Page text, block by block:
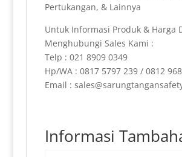
Pertukangan, & Lainnya
Untuk Informasi Produk & Harga
Menghubungi Sales Kami :
Telp : 021 8909 0349
Hp/WA : 0817 5797 239 / 0812
Email :
Informasi